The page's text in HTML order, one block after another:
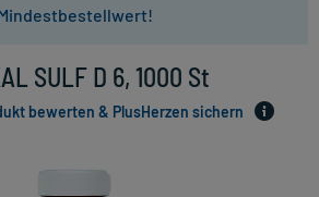
SULF D 6, 1000 St
bewerten & PlusHerzen sichern